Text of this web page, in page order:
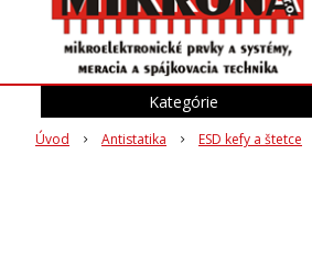
Úvod Antistatika ESD kefy a štetce
Kategórie